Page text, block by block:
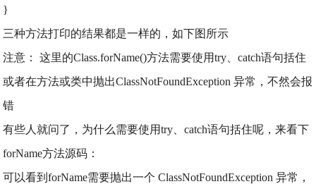
}
三种方法打印的结果都是一样的，如下图所示
注意： 这里的Class.forName()方法需要使用try、catch语句括住
或者在方法或类中抛出ClassNotFoundException 异常，不然会报
错
有些人就问了，为什么需要使用try、catch语句括住呢，来看下
forName方法源码：
可以看到forName需要抛出一个 ClassNotFoundException 异常，